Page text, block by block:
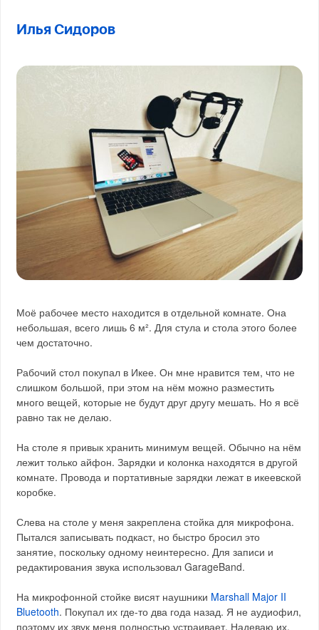
Илья Сидоров
Моё рабочее место находится в отдельной комнате. Она
небольшая, всего лишь 6 м². Для стула и стола этого более
чем достаточно.
Рабочий стол покупал в Икее. Он мне нравится тем, что не
слишком большой, при этом на нём можно разместить
много вещей, которые не будут друг другу мешать. Но я всё
равно так не делаю.
На столе я привык хранить минимум вещей. Обычно на нём
лежит только айфон. Зарядки и колонка находятся в другой
комнате. Провода и портативные зарядки лежат в икеевской
коробке.
Слева на столе у меня закреплена стойка для микрофона.
Пытался записывать подкаст, но быстро бросил это
занятие, поскольку одному неинтересно. Для записи и
редактирования звука использовал GarageBand.
На микрофонной стойке висят наушники Marshall Major II
Bluetooth. Покупал их где-то два года назад. Я не аудиофил,
поэтому их звук меня полностью устраивает. Надеваю их,